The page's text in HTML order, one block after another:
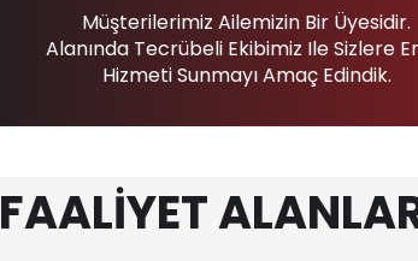
Müşterilerimiz Ailemizin Bir Üyesidir.
Alanında Tecrübeli Ekibimiz Ile Sizlere
Hizmeti Sunmayı Amaç Edindik.
FAALİYET